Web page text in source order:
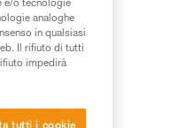
e/o tecnologie
analoghe
in qualsiasi
Il rifiuto di tutti
impedirà